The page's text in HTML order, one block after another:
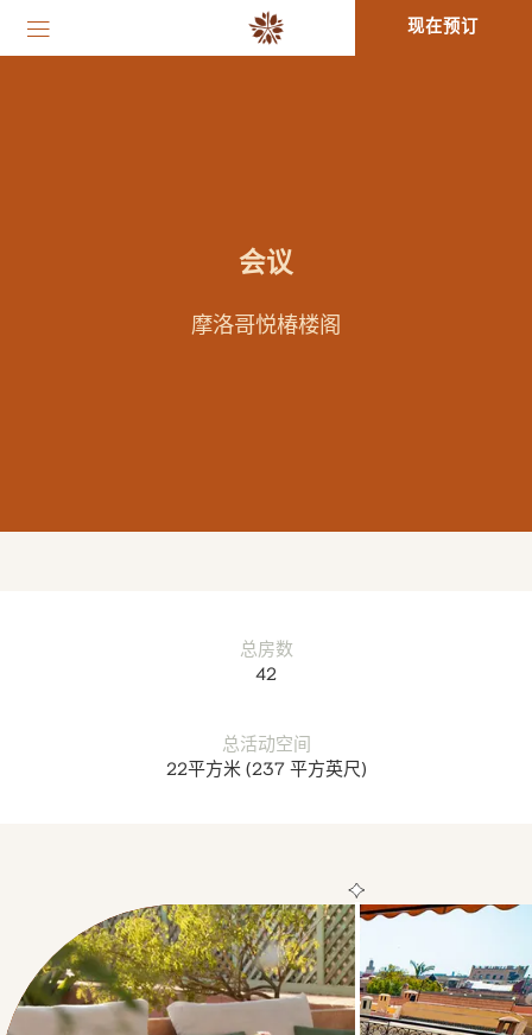
现在预订
会议
摩洛哥悦椿楼阁
总房数
42
总活动空间
22平方米 (237 平方英尺)